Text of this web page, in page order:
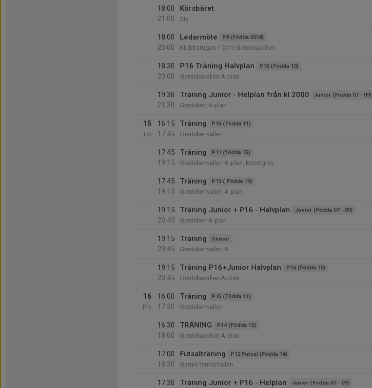
18:00
21:00
Körsbäret
Sty
18:00
20:00
Ledarmöte P8 (födda 2018)
Klubbstugan / Café Gerdskavallen
18:30
20:00
P16 Träning Halvplan P16 (Födda 10)
Gerdskavallen A-plan
19:30
21:30
Träning Junior - Helplan från kl 2000 Junior (Födda 07 - 09)
Gerdsken A-plan
15
Tor
16:15
17:45
Träning P15 (Födda 11)
Gerdskenvallen
17:45
19:15
Träning P11 (födda 15)
Gerdskenvallen A-plan, konstgräs
17:45
19:15
Träning P13 ( Födda 13)
Gerdskenvallen A-plan
19:15
20:45
Träning Junior + P16 - Halvplan Junior (Födda 07 - 09)
Gerdsken A-plan
19:15
20:45
Träning Senior
Gerdskenvallen A
19:15
20:45
Träning P16+Junior Halvplan P16 (Födda 10)
Gerdskavallen A-plan
16
Fre
16:00
17:30
Träning P15 (Födda 11)
Gerdskenvallen
16:30
18:00
TRÄNING P14 (Födda 12)
Gerdskavallen A-plan
17:00
18:30
Futsalträning P12 Futsal (Födda 14)
Gamla tennishallen
17:30
Träning Junior + P16 - Helplan Junior (Födda 07 - 09)